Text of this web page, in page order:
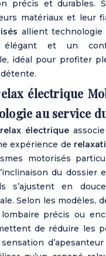
précis et durables.
matériaux et leur
allient technologie
et un
idéal pour profiter
électrique
au service
électrique
expérience de
motorisés
du dossier
s’ajustent en
Selon les modèles,
précis ou
de réduire les